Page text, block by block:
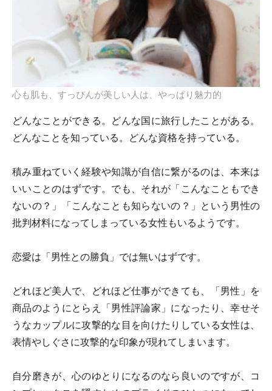
心も肌も、すっぴんが美しい人は、やっぱり魅力的
どんなことができる。どんな国に旅行したことがある。
どんなことを知っている。どんな資格を持っている。
積み重ねていく経験や知識が自信に繋がるのは、本来は
いいことのはずです。でも、それが「こんなこともでき
ないの？」「こんなことも知らないの？」という男性の
批判材料になってしまっている女性もいるようです。
恋愛は「男性との勝負」では無いはずです。
どれほど美人で、どれほど仕事ができても、「男性」を
商品のようにとらえ「男性評論家」になったり、幸せそ
うなカップルに攻撃的な目を向けたりしている女性は、
表情やしぐさに攻撃的な印象が現れてしまいます。
自分磨きが、心のゆとりになるのなら良いのですが、コ